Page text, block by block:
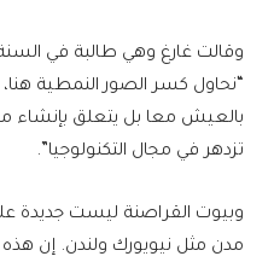
وقالت غارغ وهي طالبة في
“نحاول كسر الصور النمطية
بالعيش معا بل يتعلق بإنشاء
تزدهر في مجال التكنولوجيا”.
وبيوت القراصنة ليست جديدة
مدن مثل نيويورك ولندن. إن